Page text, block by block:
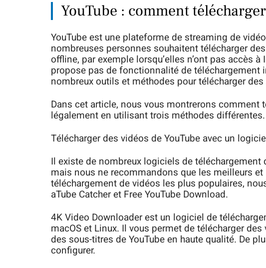
YouTube : comment
YouTube est une plateforme de streaming de
nombreuses personnes souhaitent télécharger
offline, par exemple lorsqu’elles n’ont pas accès
propose pas de fonctionnalité de téléchargement
nombreux outils et méthodes pour télécharger
Dans cet article, nous vous montrerons comment
légalement en utilisant trois méthodes différentes.
Télécharger des vidéos de YouTube avec un
Il existe de nombreux logiciels de
mais nous ne recommandons que les meilleurs
téléchargement de vidéos les plus populaires,
aTube Catcher et Free YouTube Download.
4K Video Downloader est un logiciel de
macOS et Linux. Il vous permet de télécharger
des sous-titres de YouTube en haute qualité. De
configurer.